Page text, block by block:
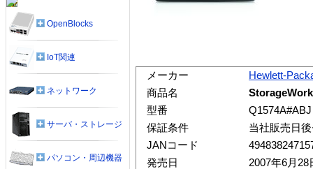
メーカー
Hewlett-
商品名
型番
Q1574A#ABJ
保証条件
当社販売日
JANコード
発売日
2007年6月28
OpenBlocks
IoT関連
ネットワーク
サーバ・ストレージ
パソコン・周辺機器